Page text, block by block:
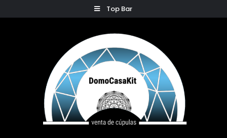
to
Top Bar